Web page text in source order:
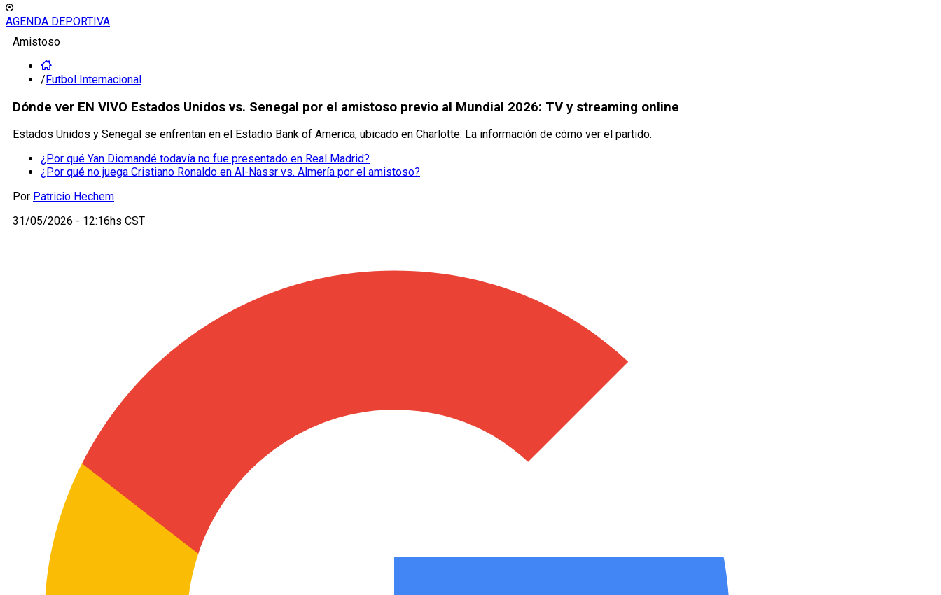
AGENDA DEPORTIVA
Amistoso
/Futbol Internacional
Dónde ver EN VIVO Estados Unidos vs. Senegal por el amistoso previo al Mundial 2026: TV y streaming online
Estados Unidos y Senegal se enfrentan en el Estadio Bank of America, ubicado en Charlotte. La información de cómo ver el partido.
¿Por qué Yan Diomandé todavía no fue presentado en Real Madrid?
¿Por qué no juega Cristiano Ronaldo en Al-Nassr vs. Almería por el amistoso?
Por Patricio Hechem
31/05/2026 - 12:16hs CST